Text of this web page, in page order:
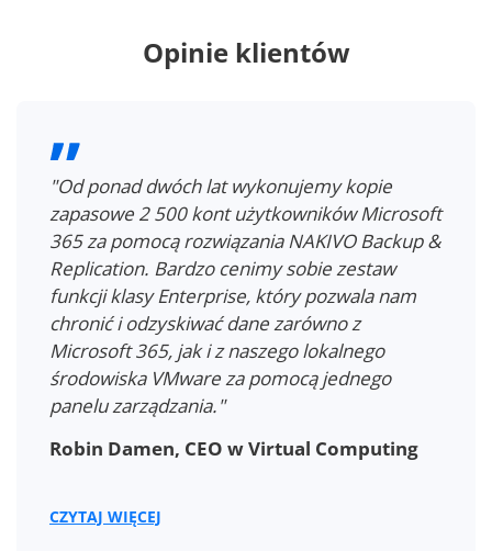
Opinie klientów
"Chronimy nasze środowisko wirtualne i dane
Microsoft 365… Rozwiązanie spodobało nam
się tak bardzo, że zdecydowaliśmy się na
ochronę 1000 skrzynek pocztowych Exchange
Online."
Cameron Rezvani, starszy inżynier
systemów w Orange Coast Title Company